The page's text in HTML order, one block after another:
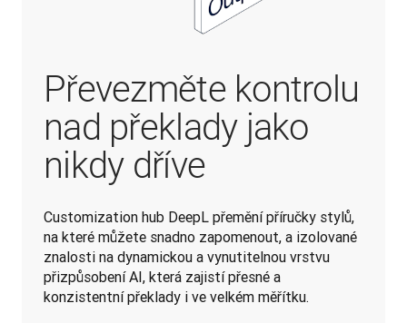
Převezměte kontrolu
nad překlady jako
nikdy dříve
Customization hub DeepL přemění příručky stylů,
na které můžete snadno zapomenout, a izolované
znalosti na dynamickou a vynutitelnou vrstvu
přizpůsobení AI, která zajistí přesné a
konzistentní překlady i ve velkém měřítku.